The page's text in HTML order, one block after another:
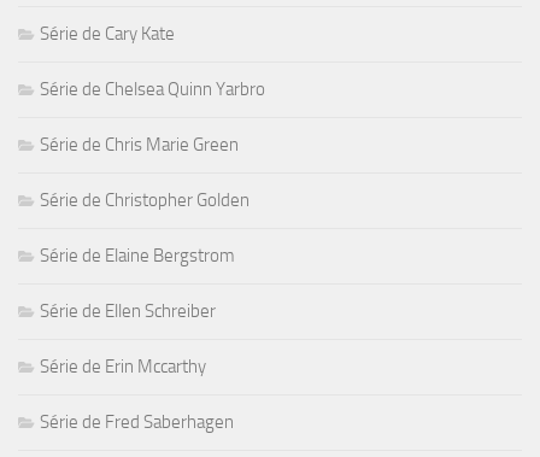
Série de Cary Kate
Série de Chelsea Quinn Yarbro
Série de Chris Marie Green
Série de Christopher Golden
Série de Elaine Bergstrom
Série de Ellen Schreiber
Série de Erin Mccarthy
Série de Fred Saberhagen